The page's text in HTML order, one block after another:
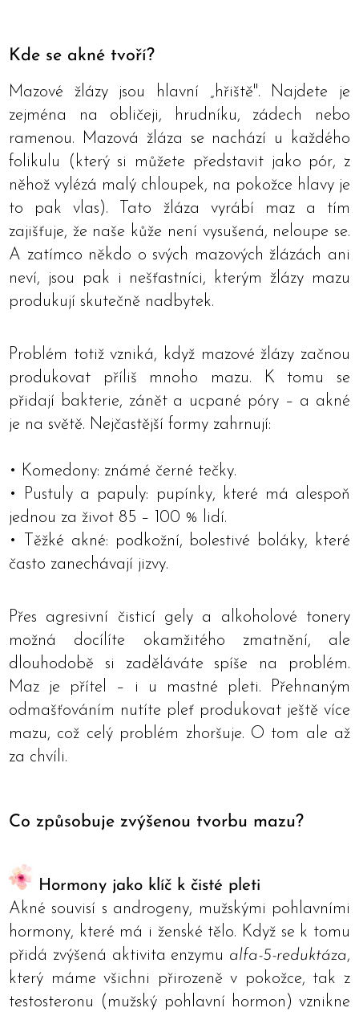
Kde se akné tvoří?
Mazové žlázy jsou hlavní „hřiště". Najdete je
zejména na obličeji, hrudníku, zádech nebo
ramenou. Mazová žláza se nachází u každého
folikulu (který si můžete představit jako pór, z
něhož vylézá malý chloupek, na pokožce hlavy je
to pak vlas). Tato žláza vyrábí maz a tím
zajišťuje, že naše kůže není vysušená, neloupe se.
A zatímco někdo o svých mazových žlázách ani
neví, jsou pak i nešťastníci, kterým žlázy mazu
produkují skutečně nadbytek.
Problém totiž vzniká, když mazové žlázy začnou
produkovat příliš mnoho mazu. K tomu se
přidají bakterie, zánět a ucpané póry – a akné
je na světě. Nejčastější formy zahrnují:
• Komedony: známé černé tečky.
• Pustuly a papuly: pupínky, které má alespoň
jednou za život 85 – 100 % lidí.
• Těžké akné: podkožní, bolestivé boláky, které
často zanechávají jizvy.
Přes agresivní čisticí gely a alkoholové tonery
možná docílíte okamžitého zmatnění, ale
dlouhodobě si zaděláváte spíše na problém.
Maz je přítel – i u mastné pleti. Přehnaným
odmašťováním nutíte pleť produkovat ještě více
mazu, což celý problém zhoršuje. O tom ale až
za chvíli.
Co způsobuje zvýšenou tvorbu mazu?
Hormony jako klíč k čisté pleti
Akné souvisí s androgeny, mužskými pohlavními
hormony, které má i ženské tělo. Když se k tomu
přidá zvýšená aktivita enzymu alfa-5-reduktáza,
který máme všichni přirozeně v pokožce, tak z
testosteronu (mužský pohlavní hormon) vznikne